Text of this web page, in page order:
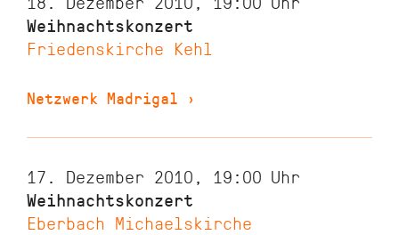
Weihnachtskonzert
Friedenskirche Kehl
Netzwerk Madrigal ›
17. Dezember 2010, 19:00 Uhr
Weihnachtskonzert
Eberbach Michaelskirche